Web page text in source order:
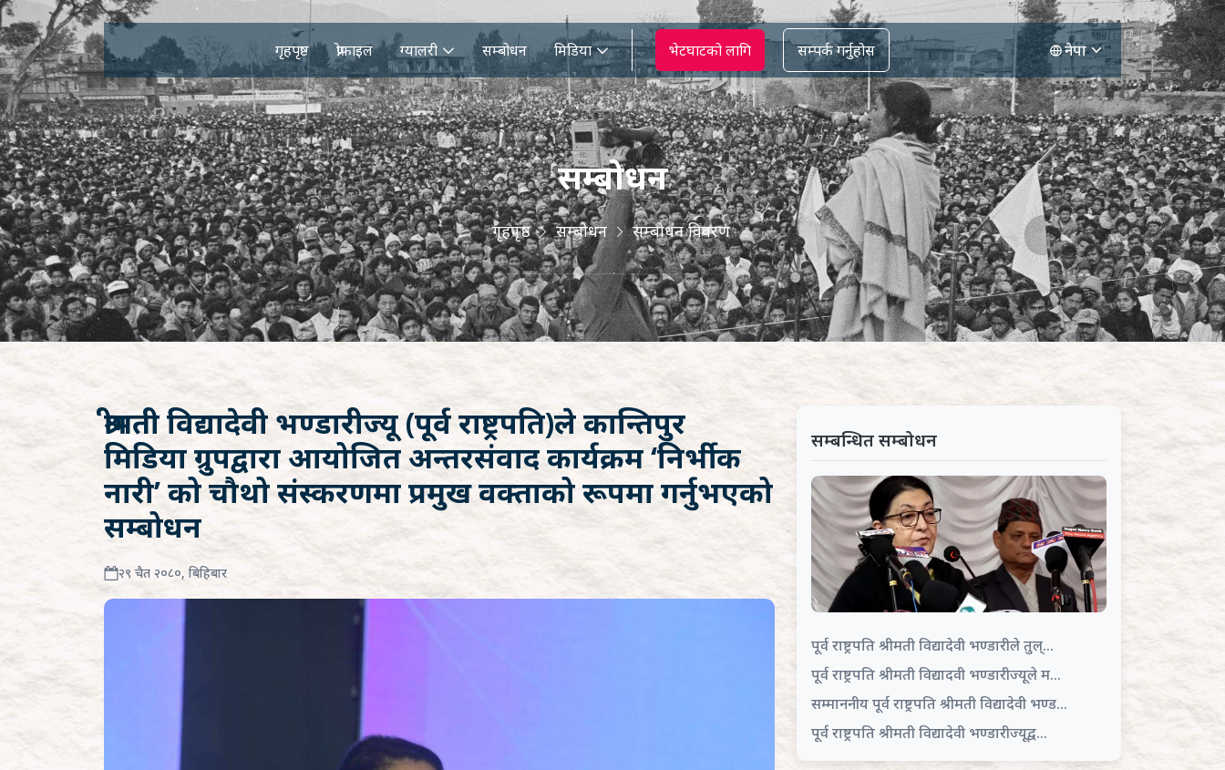
गृहपृष्ठ प्रोफाइल ग्यालरी सम्बोधन मिडिया भेटघाटको लागि सम्पर्क गर्नुहोस नेपा
सम्बोधन
गृहपृष्ठ सम्बोधन सम्बोधन विवरण
श्रीमती विद्यादेवी भण्डारीज्यू (पूर्व राष्ट्रपति)ले कान्तिपुर
मिडिया ग्रुपद्वारा आयोजित अन्तरसंवाद कार्यक्रम ‘निर्भीक
नारी’ को चौथो संस्करणमा प्रमुख वक्ताको रूपमा गर्नुभएको
सम्बोधन
२९ चैत २०८०, बिहिबार
सम्बन्धित सम्बोधन
पूर्व राष्ट्रपति श्रीमती विद्यादेवी भण्डारीले तुल्...
पूर्व राष्ट्रपति श्रीमती विद्यादवी भण्डारीज्यूले म...
सम्माननीय पूर्व राष्ट्रपति श्रीमती विद्यादेवी भण्ड...
पूर्व राष्ट्रपति श्रीमती विद्यादेवी भण्डारीज्यूद्व...